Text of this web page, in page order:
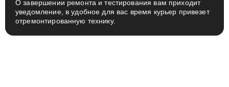
О завершении ремонта и тестирования вам приходит
уведомление, в удобное для вас время курьер привезет